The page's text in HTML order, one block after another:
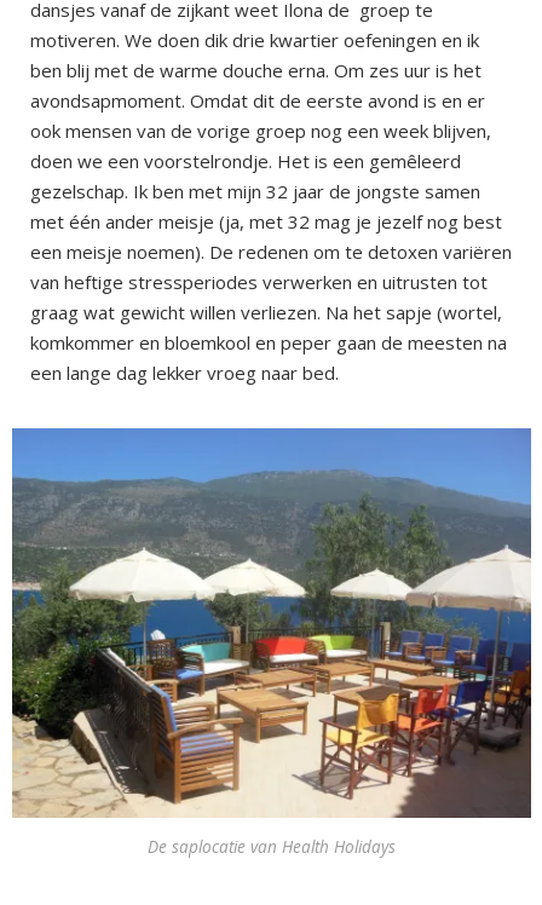
dansjes vanaf de zijkant weet Ilona de groep te
motiveren. We doen dik drie kwartier oefeningen en ik
ben blij met de warme douche erna. Om zes uur is het
avondsapmoment. Omdat dit de eerste avond is en er
ook mensen van de vorige groep nog een week blijven,
doen we een voorstelrondje. Het is een gemêleerd
gezelschap. Ik ben met mijn 32 jaar de jongste samen
met één ander meisje (ja, met 32 mag je jezelf nog best
een meisje noemen). De redenen om te detoxen variëren
van heftige stressperiodes verwerken en uitrusten tot
graag wat gewicht willen verliezen. Na het sapje (wortel,
komkommer en bloemkool en peper gaan de meesten na
een lange dag lekker vroeg naar bed.
De saplocatie van Health Holidays